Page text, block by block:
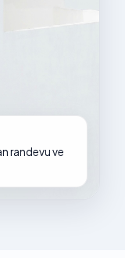
randevu ve